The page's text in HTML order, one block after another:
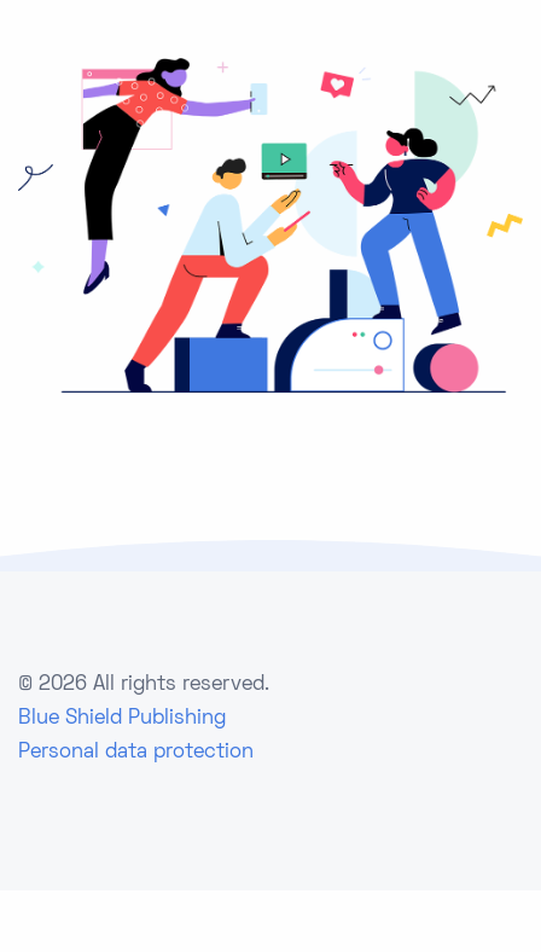
© 2026 All rights reserved.
Blue Shield Publishing
Personal data protection